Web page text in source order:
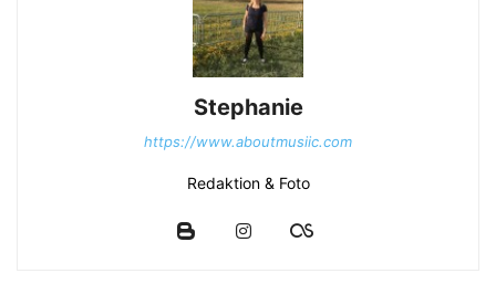
Stephanie
https://www.aboutmusiic.com
Redaktion & Foto